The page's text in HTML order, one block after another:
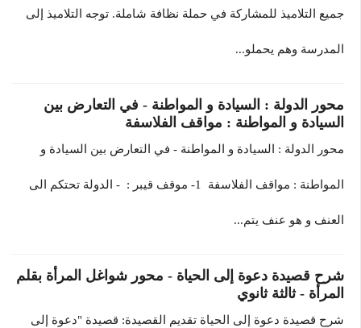
جميع التلاميذ للمشاركة في حملة نظافة شاملة. توجه التلاميذ إلى
المدرسة وهم يحملو...
محور الدولة : السيادة و المواطنة - في التعارض بين
السيادة و المواطنة : مواقف الفلاسفة
محور الدولة : السيادة و المواطنة - في التعارض بين السيادة و
المواطنة : مواقف الفلاسفة 1- موقف قيبر : - الدولة تحتكم الى
العنف و هو عنف يتم...
شرح قصيدة دعوة إلى الحياة - محور شواغل المرأة بقلم
المرأة - ثالثة ثانوي
شرح قصيدة دعوة إلى الحياة تقديم القصيدة: قصيدة "دعوة إلى